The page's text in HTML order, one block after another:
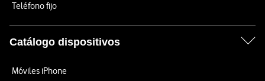
Teléfono fijo
Catálogo dispositivos
Móviles iPhone